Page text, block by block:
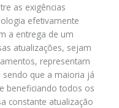
as exigências
efetivamente
a entrega de um
atualizações, sejam
representam
que a maioria já
beneficiando todos os
constante atualização